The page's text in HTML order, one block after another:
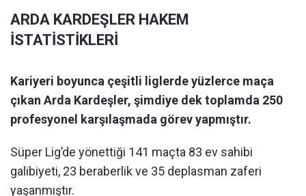
ARDA KARDEŞLER HAKEM
İSTATİSTİKLERİ
Kariyeri boyunca çeşitli liglerde yüzlerce maça
çıkan Arda Kardeşler, şimdiye dek toplamda 250
profesyonel karşılaşmada görev yapmıştır.
Süper Lig’de yönettiği 141 maçta 83 ev sahibi
galibiyeti, 23 beraberlik ve 35 deplasman zaferi
yaşanmıştır.